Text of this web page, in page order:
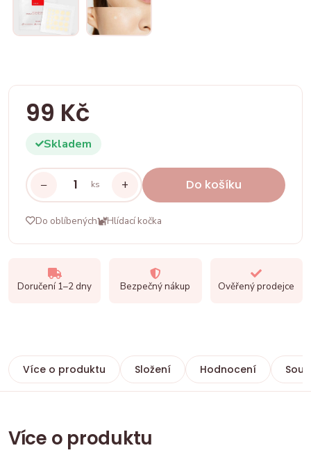
99 Kč
Skladem
− ks + Do košíku
Do oblíbených Hlídací kočka
Doručení 1–2 dny Bezpečný nákup Ověřený prodejce
Více o produktu Složení Hodnocení
Více o produktu